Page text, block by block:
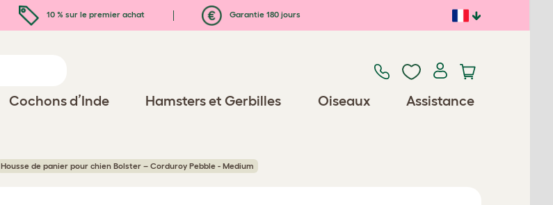
10 % sur le premier achat Garantie 180 jours
Cochons d’Inde Hamsters et Gerbilles Oiseaux Assistance
Housse de panier pour chien Bolster – Corduroy Pebble - Medium